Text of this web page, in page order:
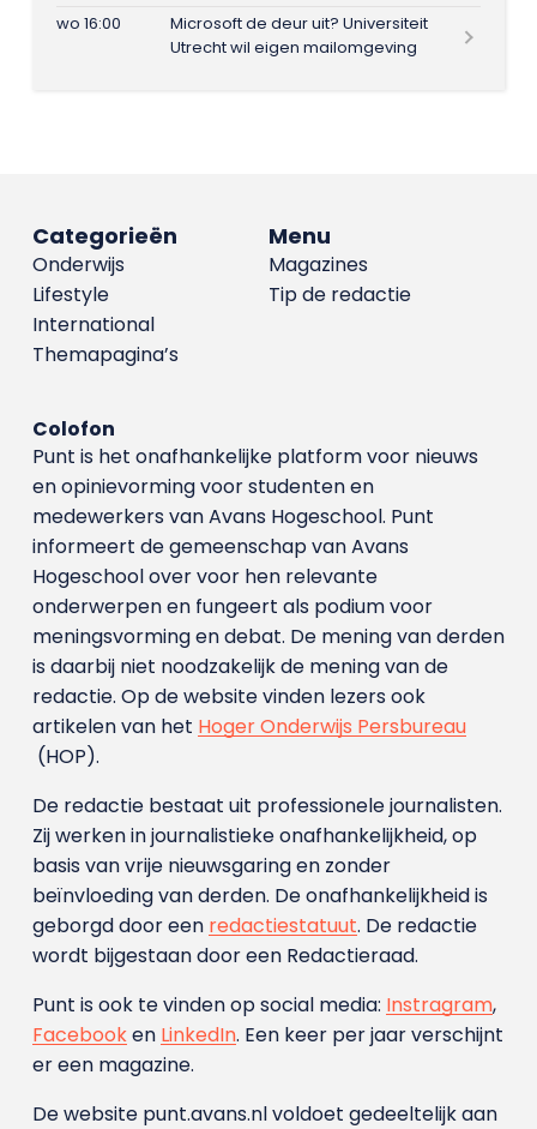
wo 16:00
Microsoft de deur uit? Universiteit
Utrecht wil eigen mailomgeving
Menu
Magazines
Tip de redactie
Categorieën
Onderwijs
Lifestyle
International
Themapagina’s
Colofon
Punt is het onafhankelijke platform voor nieuws
en opinievorming voor studenten en
medewerkers van Avans Hoge­school. Punt
informeert de gemeenschap van Avans
Hogeschool over voor hen relevante
onderwerpen en fungeert als podium voor
meningsvorming en debat. De mening van derden
is daarbij niet noodzakelijk de mening van de
redactie. Op de website vinden lezers ook
artikelen van het Hoger Onderwijs Persbureau
(HOP).
De redactie bestaat uit professionele journalisten.
Zij werken in journalistieke onafhankelijkheid, op
basis van vrije nieuwsgaring en zonder
beïnvloeding van derden. De onafhankelijkheid is
geborgd door een redactiestatuut. De redactie
wordt bijgestaan door een Redactieraad.
Punt is ook te vinden op social media: Instragram,
Facebooken LinkedIn. Een keer per jaar verschijnt
er een magazine.
De website punt.avans.nl voldoet gedeeltelijk aan